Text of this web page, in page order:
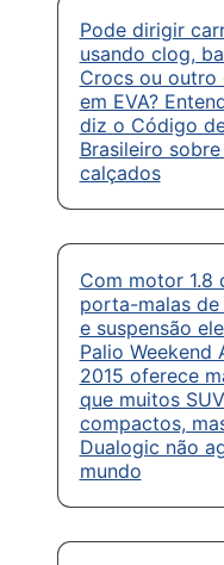
Pode dirigir
usando clog,
Crocs ou outro
em EVA?
diz o Código
Brasileiro
calçados
Com motor 1.8
porta-malas
e suspensão
Palio Weekend
2015 oferece
que muitos
compactos,
Dualogic não
mundo